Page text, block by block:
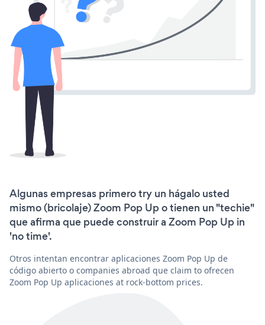
Algunas empresas primero try un hágalo usted
mismo (bricolaje) Zoom Pop Up o tienen un "techie"
que afirma que puede construir a Zoom Pop Up in
'no time'.
Otros intentan encontrar aplicaciones Zoom Pop Up de
código abierto o companies abroad que claim to ofrecen
Zoom Pop Up aplicaciones at rock-bottom prices.